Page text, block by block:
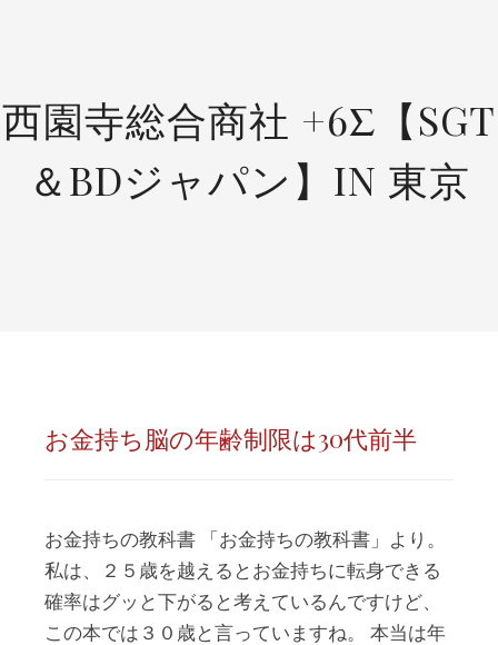
西園寺総合商社 +6Σ【SGT
＆BDジャパン】IN 東京
お金持ち脳の年齢制限は30代前半
お金持ちの教科書 「お金持ちの教科書」より。
私は、２５歳を越えるとお金持ちに転身できる
確率はグッと下がると考えているんですけど、
この本では３０歳と言っていますね。 本当は年